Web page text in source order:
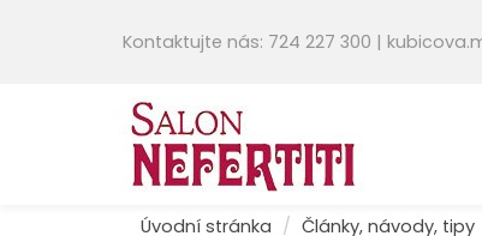
Kontaktujte nás: 724 227 300 |
Úvodní stránka Články, návody, tipy